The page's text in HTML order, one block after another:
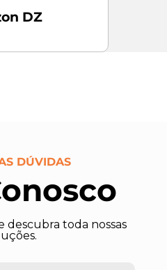
DZ
DÚVIDAS
descubra toda nossas